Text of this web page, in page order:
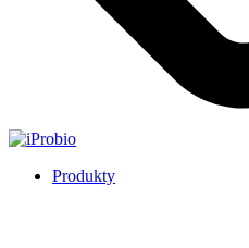
Produkty